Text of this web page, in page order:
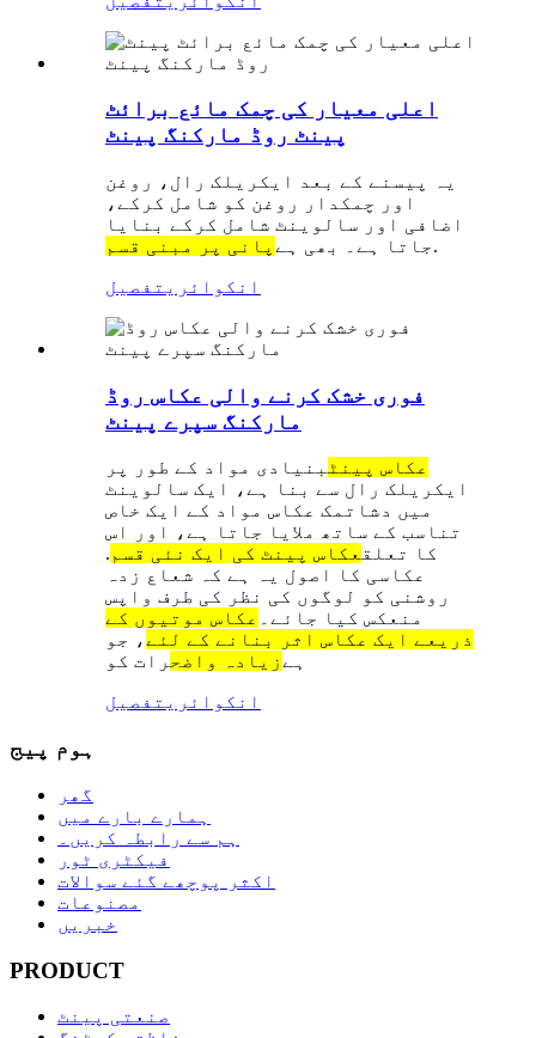
اعلی معیار کی چمک مائع برائٹ
پینٹ روڈ مارکنگ پینٹ
یہ پیسنے کے بعد ایکریلک رال، روغن
اور چمکدار روغن کو شامل کرکے،
اضافی اور سالوینٹ شامل کرکے بنایا
جاتا ہے۔ بھی ہے پانی پر مبنی قسم
.
انکوائری تفصیل
فوری خشک کرنے والی عکاس روڈ
مارکنگ سپرے پینٹ
عکاس پینٹبنیادی مواد کے طور پر
ایکریلک رال سے بنا ہے، ایک سالوینٹ
میں دشاتمک عکاس مواد کے ایک خاص
تناسب کے ساتھ ملایا جاتا ہے، اور اس
کا تعلقعکاس پینٹ کی ایک نئی قسم .
عکاسی کا اصول یہ ہے کہ شعاع زدہ
روشنی کو لوگوں کی نظر کی طرف واپس
منعکس کیا جائے۔ عکاس موتیوں کے
ذریعے ایک عکاس اثر بنانے کے لئے، جو
ہےزیادہ واضحرات کو
انکوائریتفصیل
ہوم پیج
گھر
ہمارے بارے میں
ہم سے رابطہ کریں۔
فیکٹری ٹور
اکثر پوچھے گئے سوالات
مصنوعات
خبریں
PRODUCT
صنعتی پینٹ